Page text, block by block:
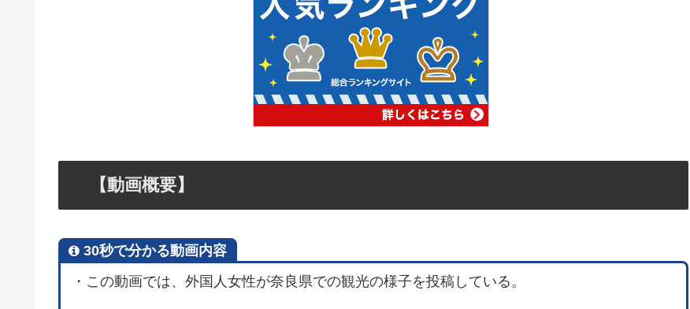
【動画概要】
30秒で分かる動画内容
・この動画では、外国人女性が奈良県での観光の様子を投稿している。